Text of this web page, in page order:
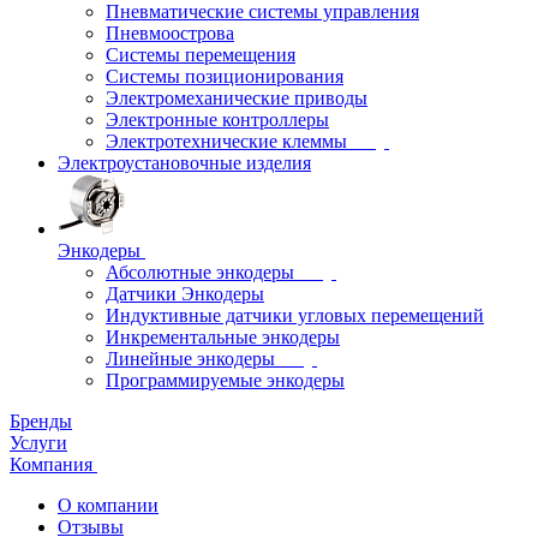
Пневматические системы управления
Пневмоострова
Системы перемещения
Системы позиционирования
Электромеханические приводы
Электронные контроллеры
Электротехнические клеммы
Электроустановочные изделия
Энкодеры
Абсолютные энкодеры
Датчики Энкодеры
Индуктивные датчики угловых перемещений
Инкрементальные энкодеры
Линейные энкодеры
Программируемые энкодеры
Бренды
Услуги
Компания
О компании
Отзывы